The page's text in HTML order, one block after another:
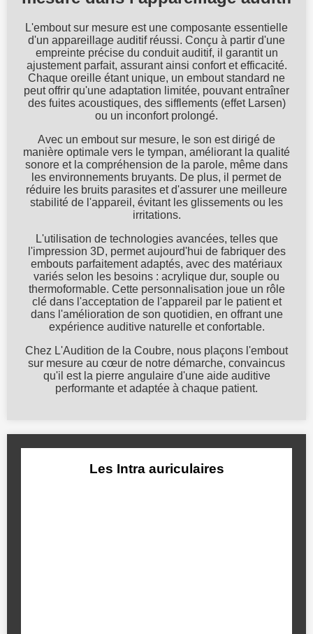
L'embout sur mesure est une composante essentielle
d'un appareillage auditif réussi. Conçu à partir d'une
empreinte précise du conduit auditif, il garantit un
ajustement parfait, assurant ainsi confort et efficacité.
Chaque oreille étant unique, un embout standard ne
peut offrir qu'une adaptation limitée, pouvant entraîner
des fuites acoustiques, des sifflements (effet Larsen)
ou un inconfort prolongé.
Avec un embout sur mesure, le son est dirigé de
manière optimale vers le tympan, améliorant la qualité
sonore et la compréhension de la parole, même dans
les environnements bruyants. De plus, il permet de
réduire les bruits parasites et d'assurer une meilleure
stabilité de l'appareil, évitant les glissements ou les
irritations.
L'utilisation de technologies avancées, telles que
l'impression 3D, permet aujourd'hui de fabriquer des
embouts parfaitement adaptés, avec des matériaux
variés selon les besoins : acrylique dur, souple ou
thermoformable. Cette personnalisation joue un rôle
clé dans l'acceptation de l'appareil par le patient et
dans l'amélioration de son quotidien, en offrant une
expérience auditive naturelle et confortable.
Chez L'Audition de la Coubre, nous plaçons l'embout
sur mesure au cœur de notre démarche, convaincus
qu'il est la pierre angulaire d'une aide auditive
performante et adaptée à chaque patient.